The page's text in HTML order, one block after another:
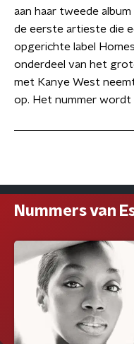
aan haar tweede
de eerste artieste die
opgerichte label
onderdeel van het
met Kanye West
op. Het nummer
Nummers van